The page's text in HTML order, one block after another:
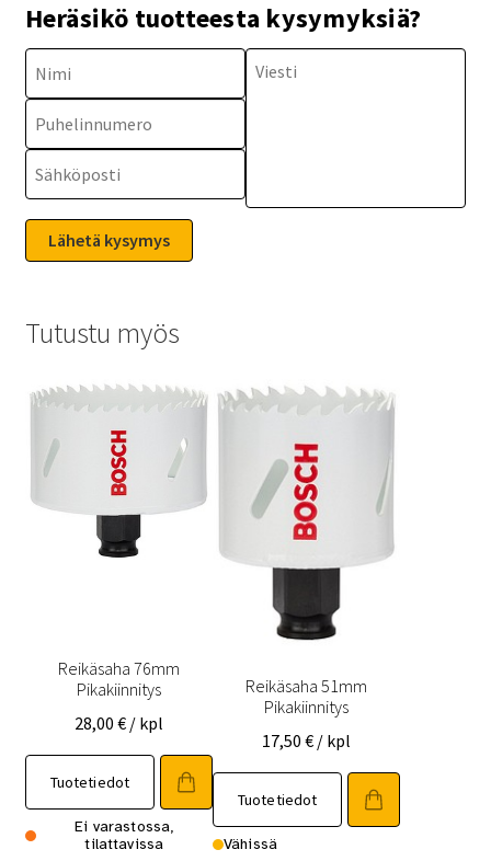
Heräsikö tuotteesta kysymyksiä?
Tutustu myös
Reikäsaha 76mm
Pikakiinnitys
28,00 € / kpl
Tuotetiedot
Ei varastossa,
tilattavissa
Reikäsaha 51mm
Pikakiinnitys
17,50€ / kpl
Tuotetiedot
Vähissä